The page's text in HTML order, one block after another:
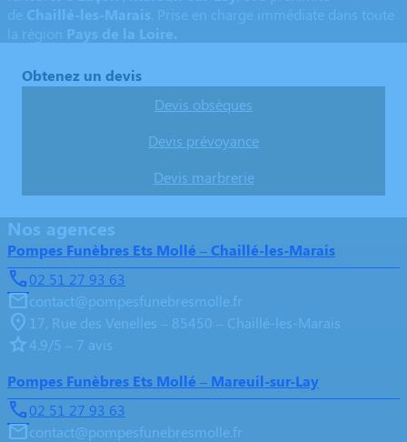
de Chaillé-les-Marais . Prise en charge immédiate dans toute
la région Pays de la Loire.
Obtenez un devis
Devis obsèques
Devis prévoyance
Devis marbrerie
Nos agences
Pompes Funèbres Ets Mollé – Chaillé-les-Marais
02 51 27 93 63
contact@pompesfunebresmolle.fr
17, Rue des Venelles – 85450 – Chaillé-les-Marais
4.9/5 – 7 avis
Pompes Funèbres Ets Mollé – Mareuil-sur-Lay
02 51 27 93 63
contact@pompesfunebresmolle.fr